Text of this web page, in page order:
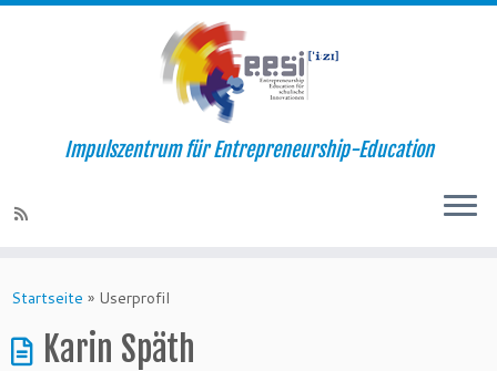
Impulszentrum für Entrepreneurship-Education
Startseite » Userprofil
Karin Späth